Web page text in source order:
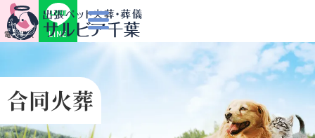
電話相談 LINE
合同火葬